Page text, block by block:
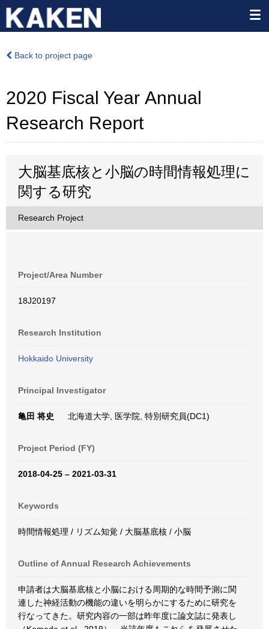
Back to project page
2020 Fiscal Year Annual
Research Report
大脳基底核と小脳の時間情報処理に
関する研究
Research Project
Project/Area Number
18J20197
Research Institution
Hokkaido University
Principal Investigator
亀田 将史 北海道大学, 医学院, 特別研究員(DC1)
Project Period (FY)
2018-04-25 – 2021-03-31
Keywords
時間情報処理 / リズム知覚 / 大脳基底核 / 小脳
Outline of Annual Research Achievements
申請者は大脳基底核と小脳における周期的な時間予測に関
連した神経活動の機能の違いを明らかにするために研究を
行なってきた。研究内容の一部は昨年度に論文誌に発表し